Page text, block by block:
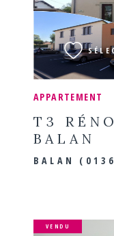
APPARTEMENT
T3
BALAN
BALAN
VENDU